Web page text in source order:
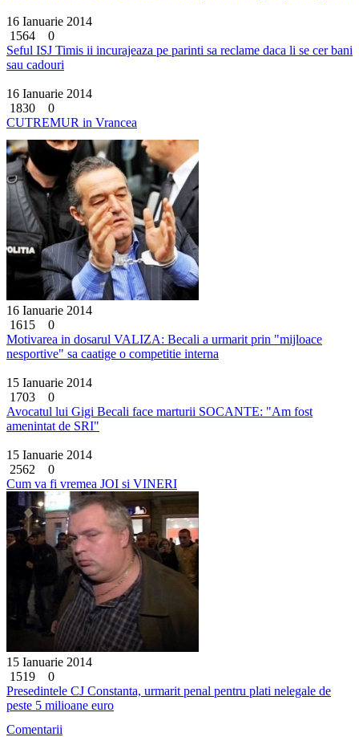
16 Ianuarie 2014
1564
0
Seful ISJ Timis ii incurajeaza pe parinti sa reclame daca li se cer bani
sau cadouri
16 Ianuarie 2014
1830
0
CUTREMUR in Vrancea
16 Ianuarie 2014
1615
0
Motivarea in dosarul VALIZA: Becali a urmarit prin "mijloace
nesportive" sa caatige o competitie interna
15 Ianuarie 2014
1703
0
Avocatul lui Gigi Becali face marturii SOCANTE: "Am fost
amenintat de SRI"
15 Ianuarie 2014
2562
0
Cum va fi vremea JOI si VINERI
15 Ianuarie 2014
1519
0
Presedintele CJ Constanta, urmarit penal pentru plati nelegale de
peste 5 milioane euro
Comentarii